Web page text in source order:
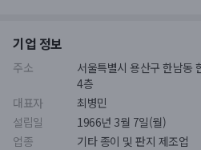
기업 정보
주소
서울특별시 용산구 한남동
4층
대표자
최병민
설립일
1966년 3월 7일(월)
업종
기타 종이 및 판지 제조업